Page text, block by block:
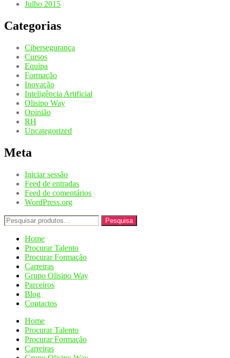
Julho 2015
Categorias
Cibersegurança
Cursos
Equipa
Formação
Inovação
Inteligência Artificial
Olisipo Way
Opinião
RH
Uncategorized
Meta
Iniciar sessão
Feed de entradas
Feed de comentários
WordPress.org
Pesquisar
por:
Pesquisa
Home
Procurar Talento
Procurar Formação
Carreiras
Grupo Olisipo Way
Parceiros
Blog
Contactos
Home
Procurar Talento
Procurar Formação
Carreiras